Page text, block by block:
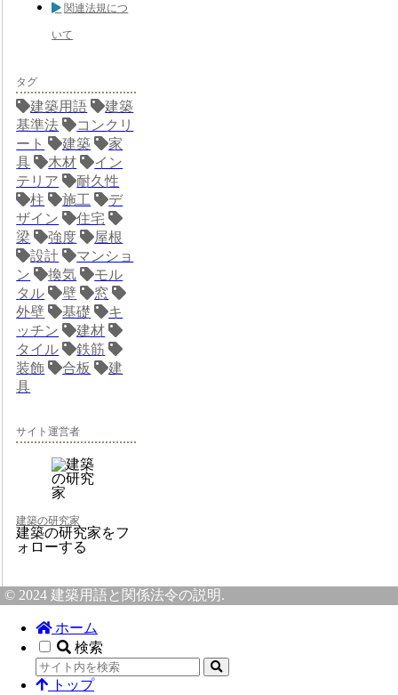
関連法規につ
いて
タグ
建築用語
建築
基準法
コンクリ
ート
建築
家
具
木材
イン
テリア
耐久性
柱
施工
デ
ザイン
住宅
梁
強度
屋根
設計
マンショ
ン
換気
モル
タル
壁
窓
外壁
基礎
キ
ッチン
建材
タイル
鉄筋
装飾
合板
建
具
サイト運営者
建築の研究家
建築の研究家をフ
ォローする
© 2024 建築用語と関係法令の説明.
ホーム
検索
トップ